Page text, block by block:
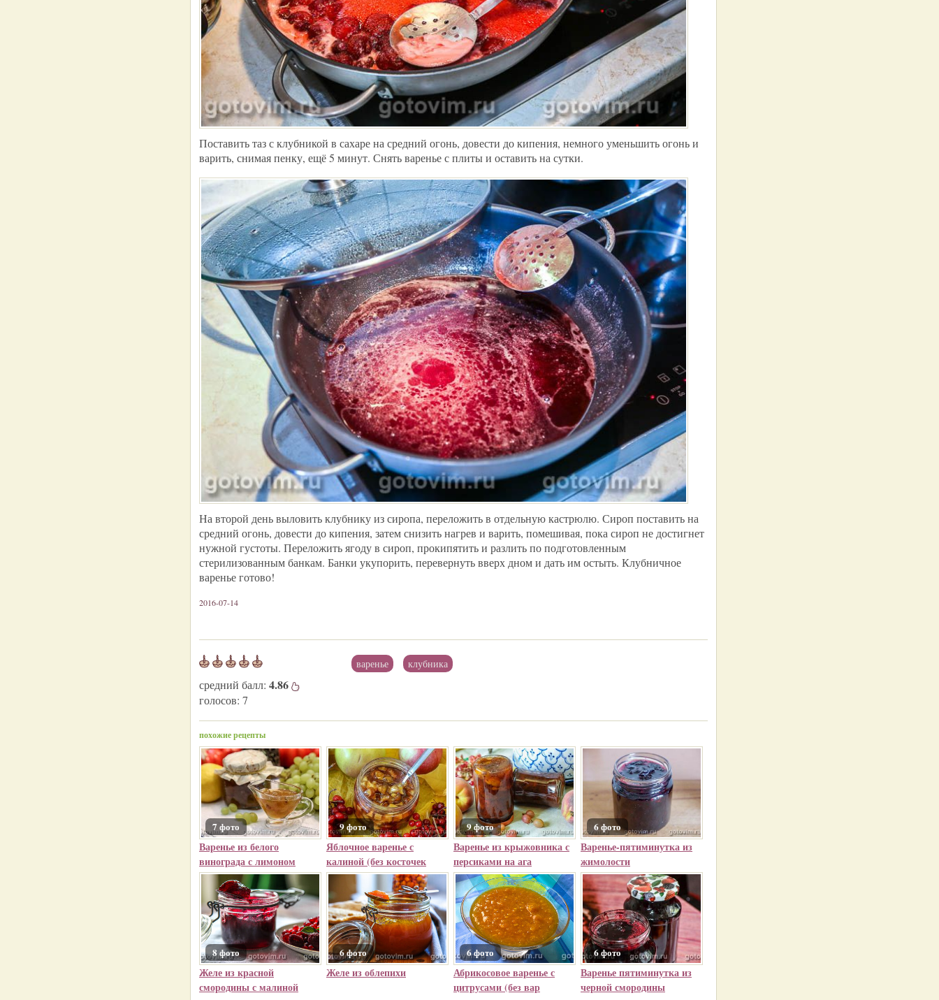
Поставить таз с клубникой в сахаре на средний огонь, довести до кипения, немного уменьшить огонь и
варить, снимая пенку, ещё 5 минут. Снять варенье с плиты и оставить на сутки.
На второй день выловить клубнику из сиропа, переложить в отдельную кастрюлю. Сироп поставить на
средний огонь, довести до кипения, затем снизить нагрев и варить, помешивая, пока сироп не достигнет
нужной густоты. Переложить ягоду в сироп, прокипятить и разлить по подготовленным
стерилизованным банкам. Банки укупорить, перевернуть вверх дном и дать им остыть. Клубничное
варенье готово!
2016-07-14
средний балл: 4.86
голосов: 7
варенье клубника
похожие рецепты
7 фото
Варенье из белого
винограда с лимоном
9 фото
Яблочное варенье с
калиной (без косточек
9 фото
Варенье из крыжовника с
персиками на ага
6 фото
Варенье-пятиминутка из
жимолости
8 фото
Желе из красной
смородины с малиной
6 фото
Желе из облепихи
6 фото
Абрикосовое варенье с
цитрусами (без вар
6 фото
Варенье пятиминутка из
черной смородины